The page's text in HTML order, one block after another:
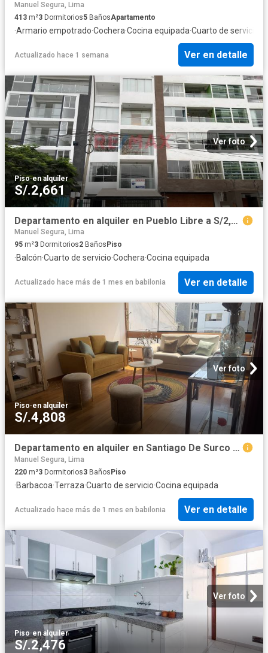
Manuel Segura, Lima
413 m²3 Dormitorios5 BañosApartamento
·Armario empotrado·Cochera·Cocina equipada·Cuarto de servicio
Actualizado hace 1 semana Ver en detalle
Ver foto
Piso·en alquiler
S/.2,661
Departamento en alquiler en Pueblo Libre a S/2,600 al mes
Manuel Segura, Lima
95 m²3 Dormitorios2 Baños Piso
·Balcón·Cuarto de servicio·Cochera·Cocina equipada
Actualizado hace más de 1 mes en babilonia Ver en detalle
Ver foto
Piso·en alquiler
S/.4,808
Departamento en alquiler en Santiago De Surco a S/4,550 al mes
Manuel Segura, Lima
220 m²3 Dormitorios3 BañosPiso
·Barbacoa·Terraza·Cuarto de servicio·Cocina equipada
Actualizado hace más de 1 mes en babilonia Ver en detalle
Ver foto
Piso·en alquiler
S/.2,476